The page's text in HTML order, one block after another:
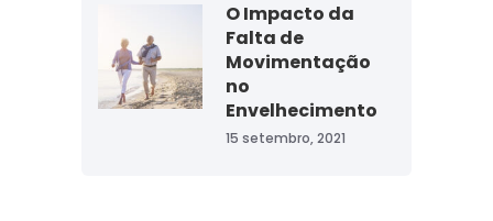
O Impacto da
Falta de
Movimentação
no
Envelhecimento
15 setembro, 2021